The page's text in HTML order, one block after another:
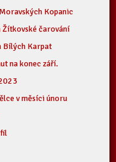
Kopanic
čarování
Bílých Karpat
na konec září.
v měsíci únoru